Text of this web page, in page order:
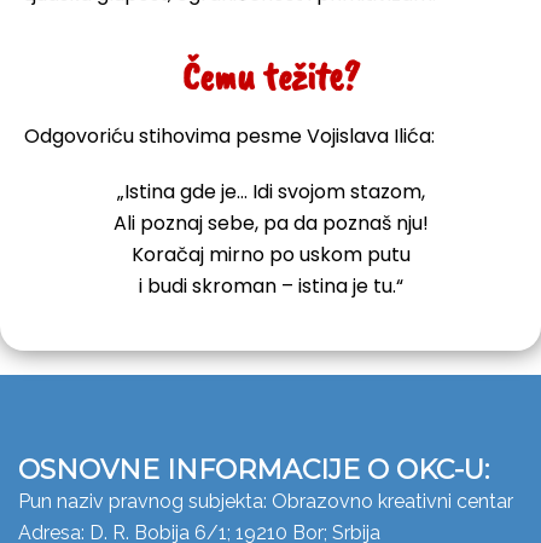
Čemu težite?
Odgovoriću stihovima pesme Vojislava Ilića:
„Istina gde je… Idi svojom stazom,
Ali poznaj sebe, pa da poznaš nju!
Koračaj mirno po uskom putu
i budi skroman – istina je tu.“
OSNOVNE INFORMACIJE O OKC-U:
Pun naziv pravnog subjekta: Obrazovno kreativni centar
Adresa: D. R. Bobija 6/1; 19210 Bor; Srbija